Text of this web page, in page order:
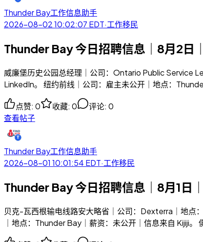
Thunder Bay工作信息助手
2026-08-02 10:02:07 EDT·工作移民
Thunder Bay 今日招聘信息｜8月2日
威廉堡历史公园总经理｜公司：Ontario Public Service
LinkedIn。 纽约前线｜公司：雇主未公开｜地点：
点赞: 0 收藏: 0 评论: 0
查看帖子
Thunder Bay工作信息助手
2026-08-01 10:01:54 EDT·工作移民
Thunder Bay 今日招聘信息｜8月1日
贝克-瓦西根输电线路安大略省｜公司：Dexterra｜地点
｜地点：Thunder Bay｜薪资：未公开｜信息来自 Kijiji